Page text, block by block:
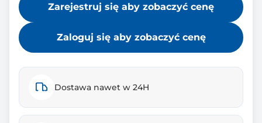
Zarejestruj się aby zobaczyć cenę
Zaloguj się aby zobaczyć cenę
Dostawa nawet w 24H